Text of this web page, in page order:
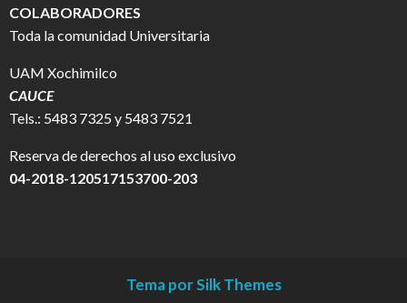
COLABORADORES
Toda la comunidad Universitaria
UAM Xochimilco
CAUCE
Tels.: 5483 7325 y 5483 7521
Reserva de derechos al uso exclusivo
04-2018-120517153700-203
Tema por Silk Themes